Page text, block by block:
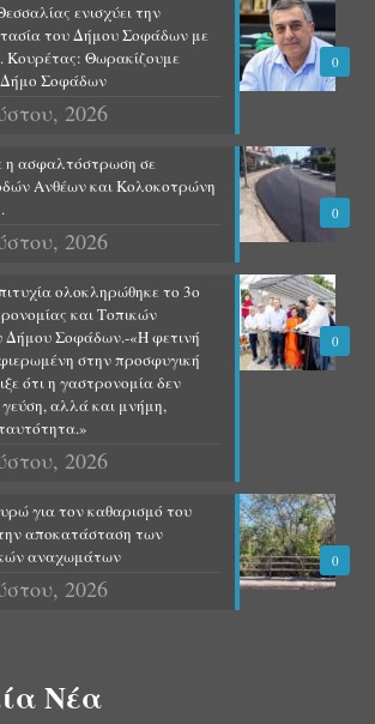
0
ενισχύει την
του Δήμου Σοφάδων με
Κουρέτας: Θωρακίζουμε
Σοφάδων
2026
0
η ασφαλτόστρωση σε
Ανθέων και Κολοκοτρώνη
2026
0
ολοκληρώθηκε το 3ο
και Τοπικών
Δήμου Σοφάδων.-«Η φετινή
στην προσφυγική
ότι η γαστρονομία δεν
αλλά και μνήμη,
2026
0
για τον καθαρισμό του
αποκατάσταση των
αναχωμάτων
2026
Νέα